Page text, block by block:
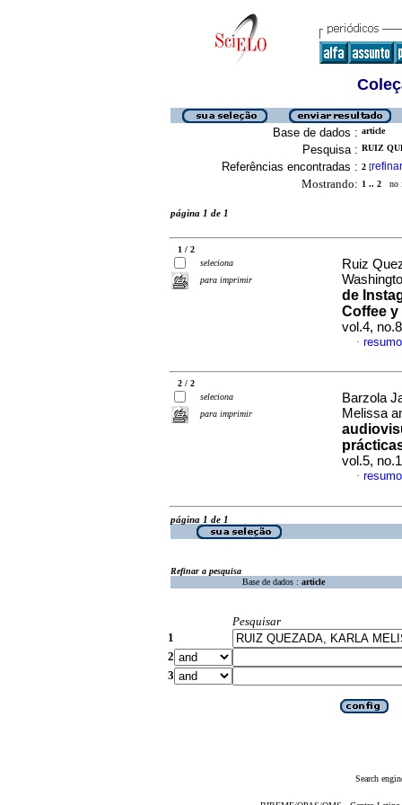
Base de dados : article
Pesquisa : RUIZ
Referências encontradas : 2 [refinar
Mostrando: 1 .. 2 no
página 1 de 1
1 / 2
seleciona
para imprimir
Ruiz
de
Coffee y
vol.4,
·
2 / 2
seleciona
para imprimir
Barzola
Melissa
vol.5,
·
página 1 de 1
Refinar a pesquisa
Base de dados : article
Pesquisar
1
2
3
Search